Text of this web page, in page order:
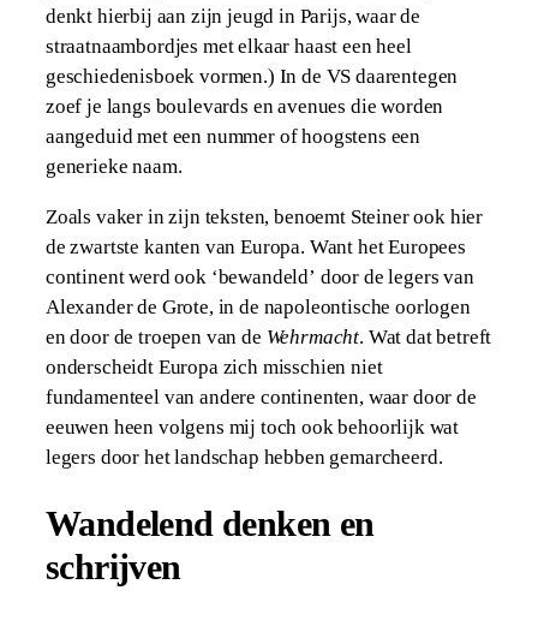
denkt hierbij aan zijn jeugd in Parijs, waar de
straatnaambordjes met elkaar haast een heel
geschiedenisboek vormen.) In de VS daarentegen
zoef je langs boulevards en avenues die worden
aangeduid met een nummer of hoogstens een
generieke naam.
Zoals vaker in zijn teksten, benoemt Steiner ook hier
de zwartste kanten van Europa. Want het Europees
continent werd ook ‘bewandeld’ door de legers van
Alexander de Grote, in de napoleontische oorlogen
en door de troepen van de Wehrmacht. Wat dat betreft
onderscheidt Europa zich misschien niet
fundamenteel van andere continenten, waar door de
eeuwen heen volgens mij toch ook behoorlijk wat
legers door het landschap hebben gemarcheerd.
Wandelend denken en
schrijven